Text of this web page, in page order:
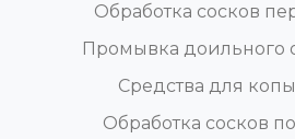
Обработка сосков
Промывка доильного
Средства для
Обработка сосков